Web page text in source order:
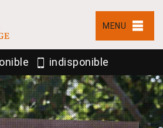
MENU
indisponible